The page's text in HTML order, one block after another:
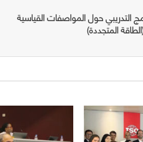
التدريبي حول المواصفات القياسية
المتجددة)